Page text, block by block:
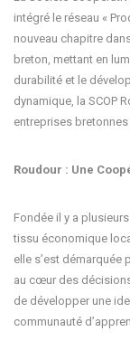
intégré le réseau «
nouveau chapitre
breton, mettant en
durabilité et le
dynamique, la SCOP
entreprises
Roudour : Une
Fondée il y a
tissu économique
elle s’est
au cœur des
de développer une
communauté